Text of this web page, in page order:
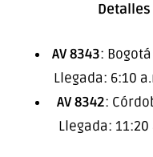
AV 8343:
Llegada: 6:10
AV 8342:
Llegada: